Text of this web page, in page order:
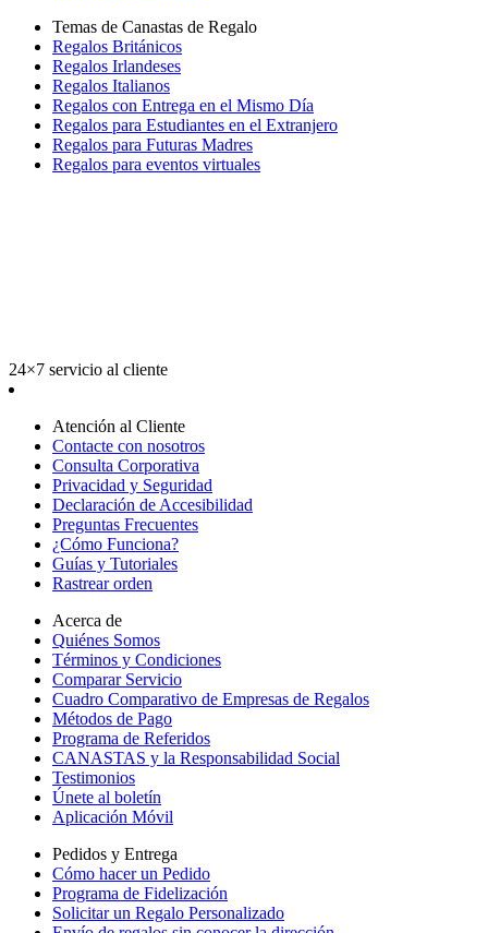
Temas de Canastas de Regalo
Regalos Británicos
Regalos Irlandeses
Regalos Italianos
Regalos con Entrega en el Mismo Día
Regalos para Estudiantes en el Extranjero
Regalos para Futuras Madres
Regalos para eventos virtuales
24×7 servicio al cliente
Atención al Cliente
Contacte con nosotros
Consulta Corporativa
Privacidad y Seguridad
Declaración de Accesibilidad
Preguntas Frecuentes
¿Cómo Funciona?
Guías y Tutoriales
Rastrear orden
Acerca de
Quiénes Somos
Términos y Condiciones
Comparar Servicio
Cuadro Comparativo de Empresas de Regalos
Métodos de Pago
Programa de Referidos
CANASTAS y la Responsabilidad Social
Testimonios
Únete al boletín
Aplicación Móvil
Pedidos y Entrega
Cómo hacer un Pedido
Programa de Fidelización
Solicitar un Regalo Personalizado